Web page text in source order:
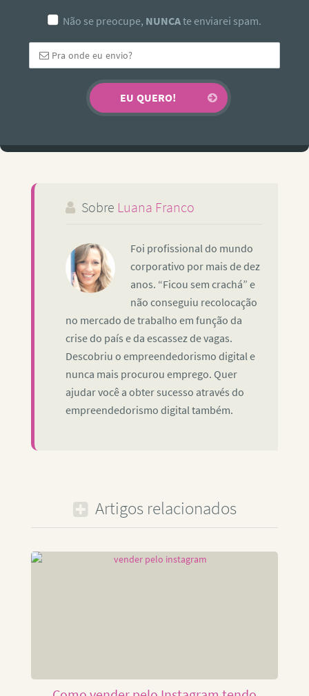
Não se preocupe, NUNCAte enviarei spam.
Sobre Luana Franco
Foi profissional do mundo
corporativo por mais de dez
anos. “Ficou sem crachá” e
não conseguiu recolocação
no mercado de trabalho em função da
crise do país e da escassez de vagas.
Descobriu o empreendedorismo digital e
nunca mais procurou emprego. Quer
ajudar você a obter sucesso através do
empreendedorismo digital também.
Artigos relacionados